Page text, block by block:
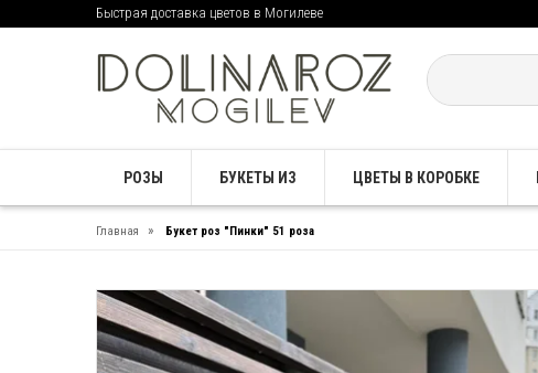
Быстрая доставка цветов в Могилеве
РОЗЫ БУКЕТЫ ИЗ ЦВЕТЫ В КОРОБКЕ
Главная » Букет роз "Пинки" 51 роза